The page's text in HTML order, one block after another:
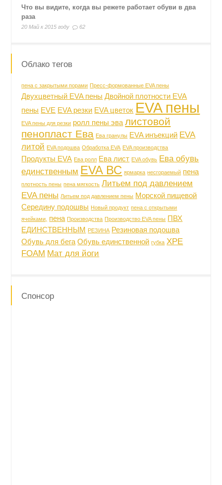
Что вы видите, когда вы режете работает обуви в два
раза
20 Май к 2015 году 62
Облако тегов
пена с закрытыми порами Пресс-формованные EVA пены
Двухцветный EVA пены Двойной плотности EVA
пены EVE EVA резки EVA цветок EVA пены
EVA пены для резки ролл пены эва листовой
пенопласт Ева Ева гранулы EVA инъекций EVA
литой EVA подошва Обработка EVA EVA производства
Продукты EVA Ева ролл Ева лист EVA обувь Ева обувь
единственным EVA ВС ярмарка несгораемый пена
плотность пены пена мягкость Литьем под давлением
EVA пены Литьем под давлением пены Морской пищевой
Середину подошвы Новый продукт пена с открытыми
ячейками,
пена Производства Производство EVA пены ПВХ
ЕДИНСТВЕННЫМ РЕЗИНА Резиновая подошва
Обувь для бега Обувь единственной губка XPE
FOAM Мат для йоги
Спонсор